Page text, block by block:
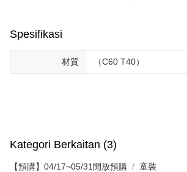
Spesifikasi
材質 （C60 T40）
Kategori Berkaitan (3)
【預購】04/17~05/31開放預購 童裝